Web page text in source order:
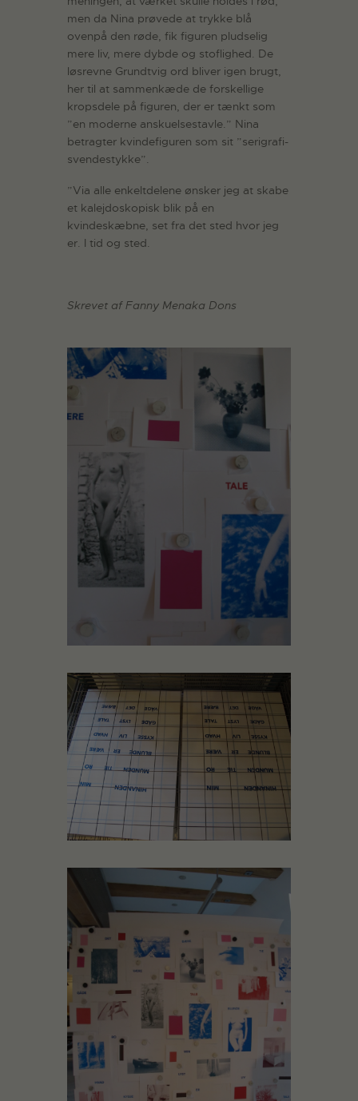
men da Nina prøvede at trykke blå
ovenpå den røde, fik figuren pludselig
mere liv, mere dybde og stoflighed. De
løsrevne Grundtvig ord bliver igen brugt,
her til at sammenkæde de forskellige
kropsdele på figuren, der er tænkt som
”en moderne anskuelsestavle.” Nina
betragter kvindefiguren som sit ”serigrafi-
svendestykke”.
”Via alle enkeltdelene ønsker jeg at skabe
et kalejdoskopisk blik på en
kvindeskæbne, set fra det sted hvor jeg
er. I tid og sted.
Skrevet af Fanny Menaka Dons